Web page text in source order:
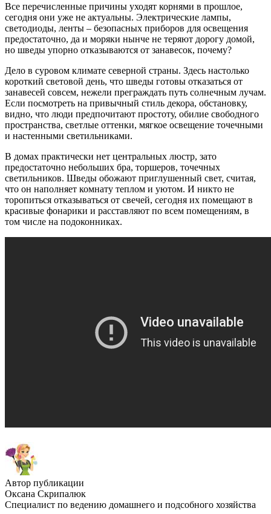
Все перечисленные причины уходят корнями в прошлое,
сегодня они уже не актуальны. Электрические лампы,
светодиоды, ленты – безопасных приборов для освещения
предостаточно, да и моряки нынче не теряют дорогу домой,
но шведы упорно отказываются от занавесок, почему?
Дело в суровом климате северной страны. Здесь настолько
короткий световой день, что шведы готовы отказаться от
занавесей совсем, нежели преграждать путь солнечным лучам.
Если посмотреть на привычный стиль декора, обстановку,
видно, что люди предпочитают простоту, обилие свободного
пространства, светлые оттенки, мягкое освещение точечными
и настенными светильниками.
В домах практически нет центральных люстр, зато
предостаточно небольших бра, торшеров, точечных
светильников. Шведы обожают приглушенный свет, считая,
что он наполняет комнату теплом и уютом. И никто не
торопиться отказываться от свечей, сегодня их помещают в
красивые фонарики и расставляют по всем помещениям, в
том числе на подоконниках.
Автор публикации
Оксана Скрипалюк
Специалист по ведению домашнего и подсобного хозяйства